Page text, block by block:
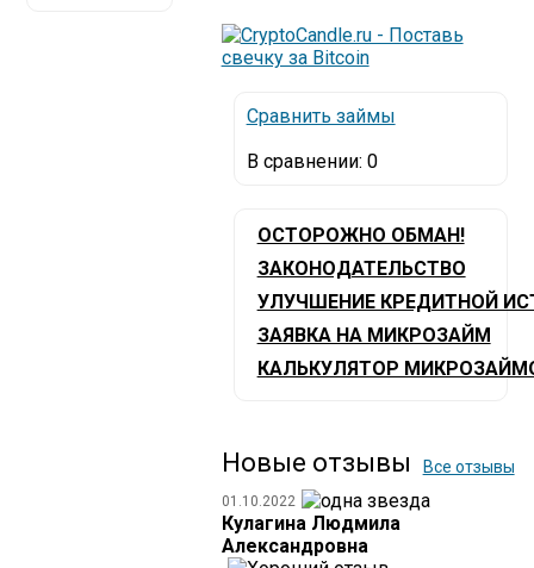
Сравнить займы
В сравнении: 0
ОСТОРОЖНО ОБМАН!
ЗАКОНОДАТЕЛЬСТВО
УЛУЧШЕНИЕ КРЕДИТНОЙ
ЗАЯВКА НА МИКРОЗАЙМ
КАЛЬКУЛЯТОР
Новые отзывы Все отзывы
01.10.2022
Кулагина Людмила
Александровна